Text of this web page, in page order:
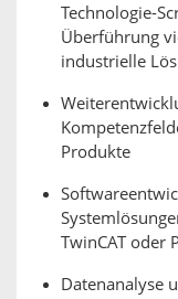
Technologie-
Überführung
industrielle
Produkte
TwinCAT oder
Datenanalyse